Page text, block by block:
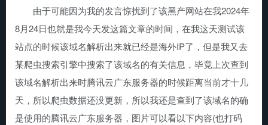
由于可能因为我的发言惊扰到了该黑产网站在我2024年
8月24日也就是我今天发这篇文章的时间，在我这天测试该
站点的时候该域名解析出来就已经是海外IP了，但是我又去
某爬虫搜索引擎中搜索了该域名的有关信息，毕竟上次查到
该域名解析出来时腾讯云广东服务器的时候距离当前才十几
天，所以爬虫数据还没更新，所以我还是查到了该域名的确
是使用的腾讯云广东服务器，图片可以看以下内容(也打码